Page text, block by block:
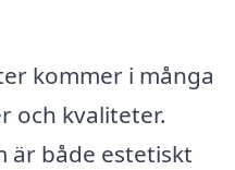
kommer i många
och kvaliteter.
är både estetiskt